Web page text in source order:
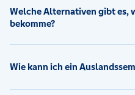
Welche Alternativen gibt es,
bekomme?
Wie kann ich ein